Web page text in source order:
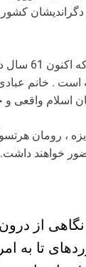
زوددویچه نوشته
. خانم عبادی
اسلام واقعی
، رومان
خواهند داشت.
از
تا به